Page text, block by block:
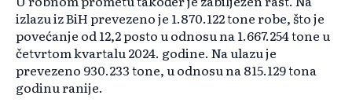
izlazu iz BiH prevezeno je 1.870.122 tone robe, što je
povećanje od 12,2 posto u odnosu na 1.667.254 tone u
četvrtom kvartalu 2024. godine. Na ulazu je
prevezeno 930.233 tone, u odnosu na 815.129 tona
godinu ranije.